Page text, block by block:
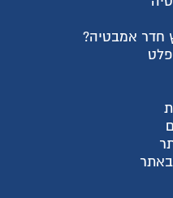
חדר אמבטיה?
באתר